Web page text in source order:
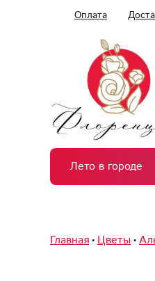
Оплата
Лето в городе
Главная Цветы